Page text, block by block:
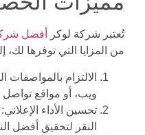
تُعتبر شركة لوكر أفضل
من المزايا التي توفرها لك،
الالتزام
ويب، أو مواقع
تحسين الأداء
النقر لتحقيق أفضل